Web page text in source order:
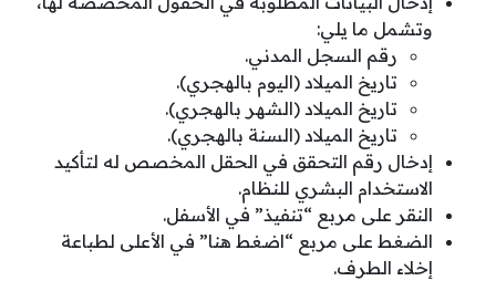
وتشمل ما يلي:
رقم السجل المدني.
تاريخ الميلاد (اليوم بالهجري).
تاريخ الميلاد (الشهر بالهجري).
تاريخ الميلاد (السنة بالهجري).
إدخال رقم التحقق في الحقل المخصص له لتأكيد
الاستخدام البشري للنظام.
النقر على مربع “تنفيذ” في الأسفل.
الضغط على مربع “اضغط هنا” في الأعلى لطباعة
إخلاء الطرف.